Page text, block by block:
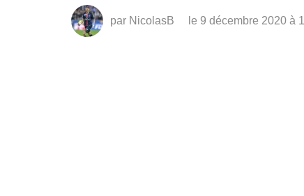
par NicolasB le 9 décembre 2020 à